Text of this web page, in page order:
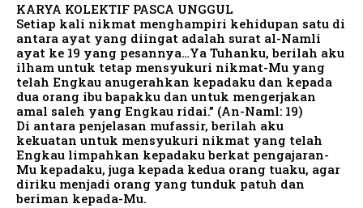
KARYA KOLEKTIF PASCA UNGGUL
Setiap kali nikmat menghampiri kehidupan satu di
antara ayat yang diingat adalah surat al-Namli
ayat ke 19 yang pesannya…Ya Tuhanku, berilah aku
ilham untuk tetap mensyukuri nikmat-Mu yang
telah Engkau anugerahkan kepadaku dan kepada
dua orang ibu bapakku dan untuk mengerjakan
amal saleh yang Engkau ridai.” (An-Naml: 19)
Di antara penjelasan mufassir, berilah aku
kekuatan untuk mensyukuri nikmat yang telah
Engkau limpahkan kepadaku berkat pengajaran-
Mu kepadaku, juga kepada kedua orang tuaku, agar
diriku menjadi orang yang tunduk patuh dan
beriman kepada-Mu.